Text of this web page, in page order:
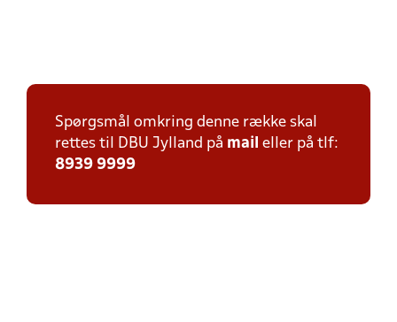
Spørgsmål omkring denne række skal
rettes til DBU Jylland på mail eller på tlf:
8939 9999